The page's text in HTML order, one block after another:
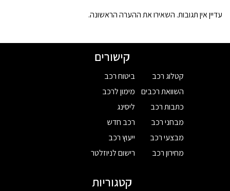
עדיין אין תגובות. השאירו את ההערה הראשונה.
קישורים
קטלוג רכב
השוואת רכבים
כתבות רכב
מבחני רכב
מבצעי רכב
מחירון רכב
ביטוח רכב
מימון לרכב
ליסינג
רכב חדש
ייעוץ רכב
רישום לניוזלטר
קטגוריות